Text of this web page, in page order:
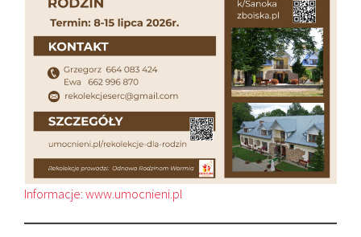
Informacje: www.umocnieni.pl